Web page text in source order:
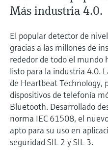
Encuentre información y
específicas sobre los productos.
Buscador de repuestos
Encuentre repuestos por raíz del
código de pedido o número de
electromecánico
Medición de nivel por
microondas
Level measurement with
Ver todos
Medición mediante
microondas
Memosens technology
Ver todos
la transparencia de los
sólida y fundamentada
Más industria 4.0.
El popular detector de
gracias a las millones de
rededor de todo el mundo
listo para la industria 4.0.
de Heartbeat Technology,
dispositivos de telefonía
Bluetooth. Desarrollado
norma IEC 61508, el
apto para su uso en
seguridad SIL 2 y SIL 3.